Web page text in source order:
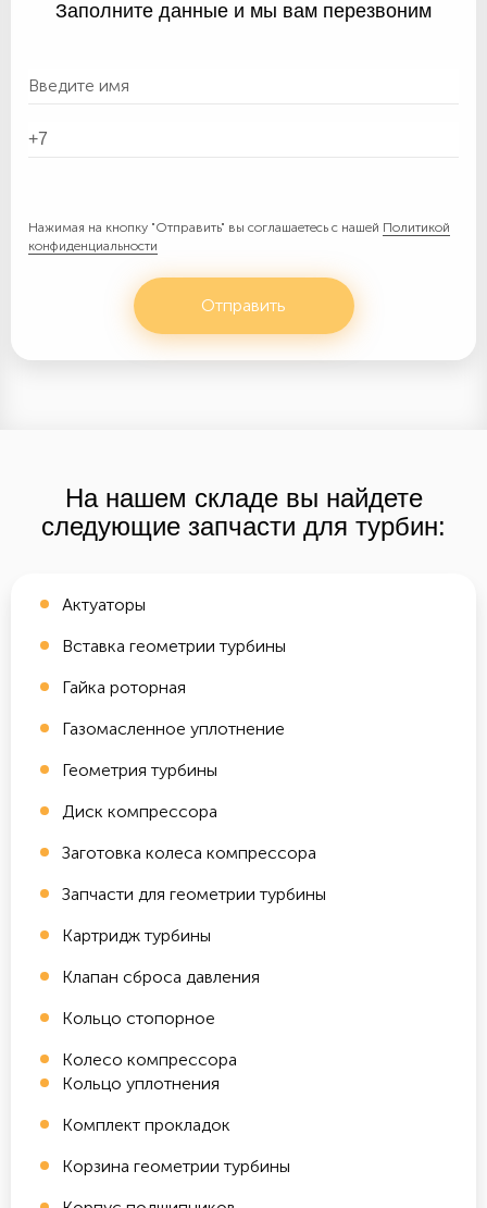
Заполните данные и мы вам перезвоним
Нажимая на кнопку "Отправить" вы соглашаетесь с нашей Политикой
конфиденциальности
Отправить
На нашем складе вы найдете
следующие запчасти для турбин:
Актуаторы
Вставка геометрии турбины
Гайка роторная
Газомасленное уплотнение
Геометрия турбины
Диск компрессора
Заготовка колеса компрессора
Запчасти для геометрии турбины
Картридж турбины
Клапан сброса давления
Кольцо стопорное
Колесо компрессора
Кольцо уплотнения
Комплект прокладок
Корзина геометрии турбины